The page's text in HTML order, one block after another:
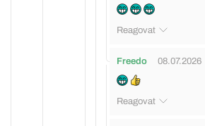
Reagovat
Freedo 08.07.2026
Reagovat